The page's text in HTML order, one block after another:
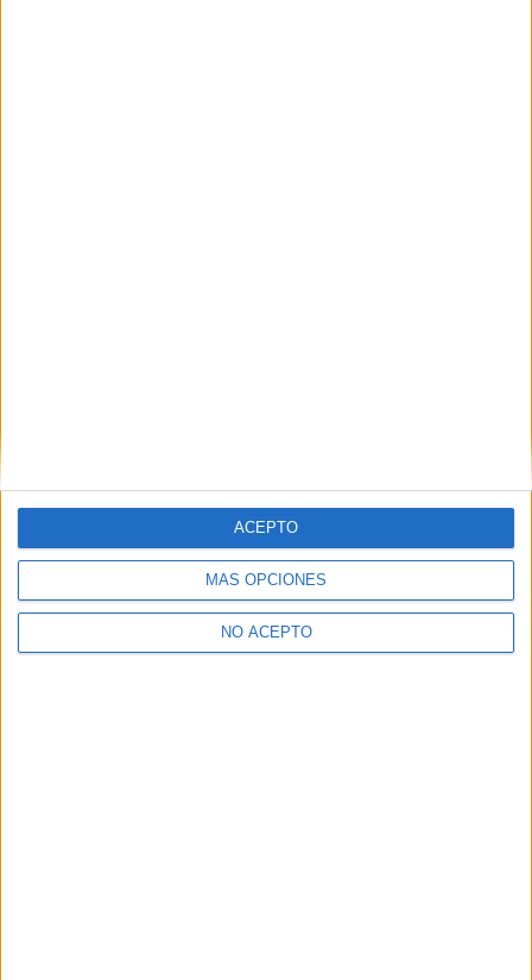
MÁS OPCIONES
NO ACEPTO
ACEPTO
Y como regalo de agradecimiento, por registrarte te daremos
gratis una copia de nuestro ebook con 100 consejos para tu
primer año de universidad